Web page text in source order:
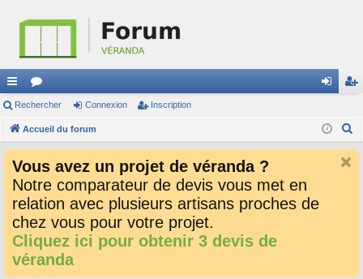
ac
co
ci
or
u
s
ne cri
Rechercher Connexion Inscription
Accueil du forum
Vous avez un projet de véranda ?
Notre comparateur de devis vous met en
relation avec plusieurs artisans proches de
chez vous pour votre projet.
Cliquez ici pour obtenir 3 devis de
véranda